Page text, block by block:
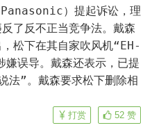
Panasonic）提起诉讼，理
了反不正当竞争法。戴森
松下在其自家吹风机“EH-
嫌误导。戴森还表示，已提
法”。戴森要求松下删除相
52 赞
打赏